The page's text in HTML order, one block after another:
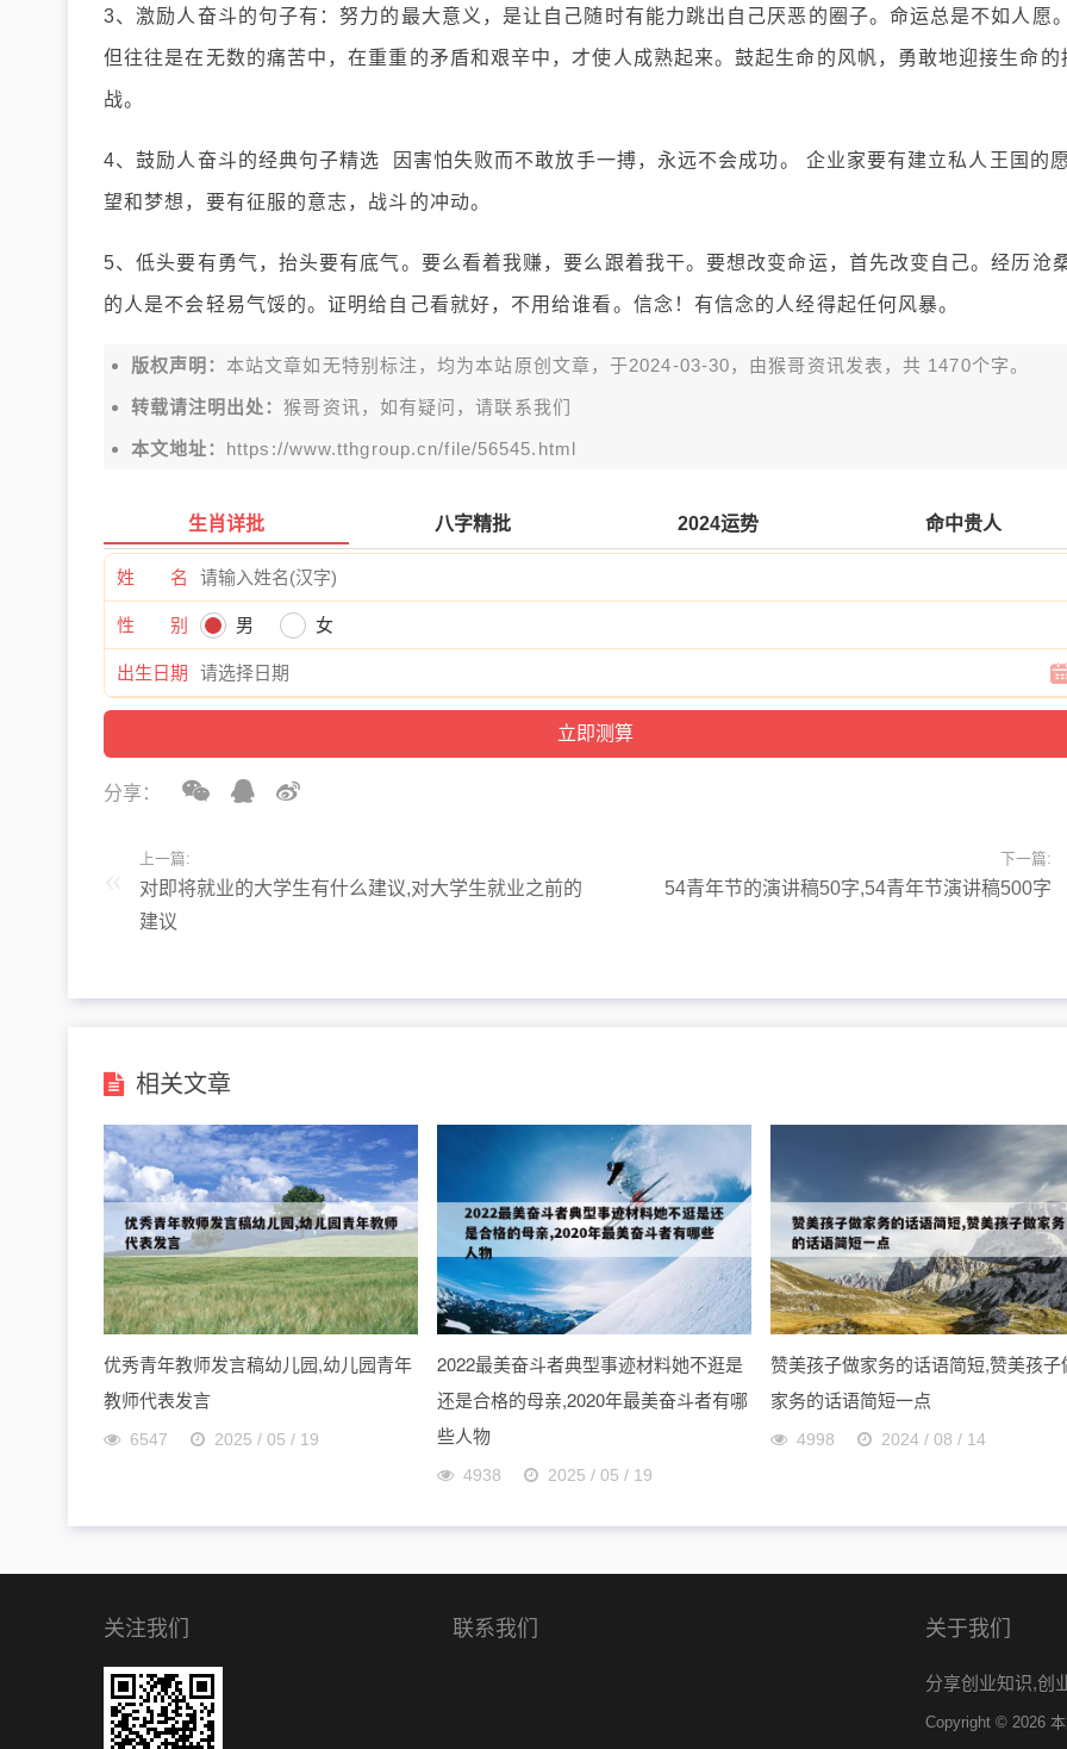
3、激励人奋斗的句子有：努力的最大意义，是让自己随时有能力跳出自己厌恶的圈子。命运总是不如人愿
但往往是在无数的痛苦中，在重重的矛盾和艰辛中，才使人成熟起来。鼓起生命的风帆，勇敢地迎接生命的
战。
4、鼓励人奋斗的经典句子精选 因害怕失败而不敢放手一搏，永远不会成功。 企业家要有建立私人王国的
望和梦想，要有征服的意志，战斗的冲动。
5、低头要有勇气，抬头要有底气。要么看着我赚，要么跟着我干。要想改变命运，首先改变自己。经历沧
的人是不会轻易气馁的。证明给自己看就好，不用给谁看。信念！有信念的人经得起任何风暴。
版权声明： 本站文章如无特别标注，均为本站原创文章，于2024-03-30，由猴哥资讯 发表，共 1470个字。
转载请注明出处：猴哥资讯，如有疑问，请联系我们
本文地址： https://www.tthgroup.cn/file/56545.html
生肖详批 八字精批 2024运势 命中贵人
姓 名
性 别 男 女
出生日期
分享：
上一篇:
对即将就业的大学生有什么建议,对大学生就业之前的
建议
下一篇:
54青年节的演讲稿50字,54青年节演讲稿500字
相关文章
优秀青年教师发言稿幼儿园,幼儿园青年
教师代表发言
6547 2025 / 05 / 19
2022最美奋斗者典型事迹材料她不逛是
还是合格的母亲,2020年最美奋斗者有哪
些人物
4938 2025 / 05 / 19
赞美孩子做家务的话语简短,赞美孩子
家务的话语简短一点
4998 2024 / 08 / 14
关注我们 联系我们 关于我们
分享创业知识,创
Copyright © 2026